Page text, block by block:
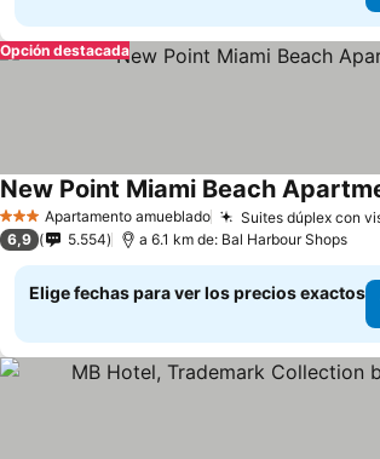
Opción destacada
3 EstrellasApartamento amueblado Suites dúplex con
New Point Miami Beach
6,9 5.554 a 6.1 km de: Bal Harbour Shops
Elige fechas para ver los precios exactos